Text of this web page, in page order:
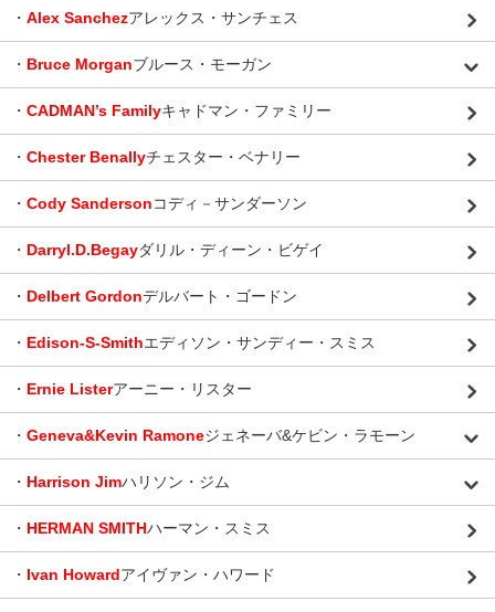
・ Alex Sanchezアレックス・サンチェス
・ Bruce Morganブルース・モーガン
・ CADMAN’s Familyキャドマン・ファミリー
・ Chester Benallyチェスター・ベナリー
・ Cody Sandersonコディ－サンダーソン
・ Darryl.D.Begayダリル・ディーン・ビゲイ
・ Delbert Gordonデルバート・ゴードン
・ Edison-S-Smithエディソン・サンディー・スミス
・ Ernie Listerアーニー・リスター
・ Geneva&Kevin Ramoneジェネーバ&ケビン・ラモーン
・ Harrison Jimハリソン・ジム
・ HERMAN SMITHハーマン・スミス
・ Ivan Howardアイヴァン・ハワード